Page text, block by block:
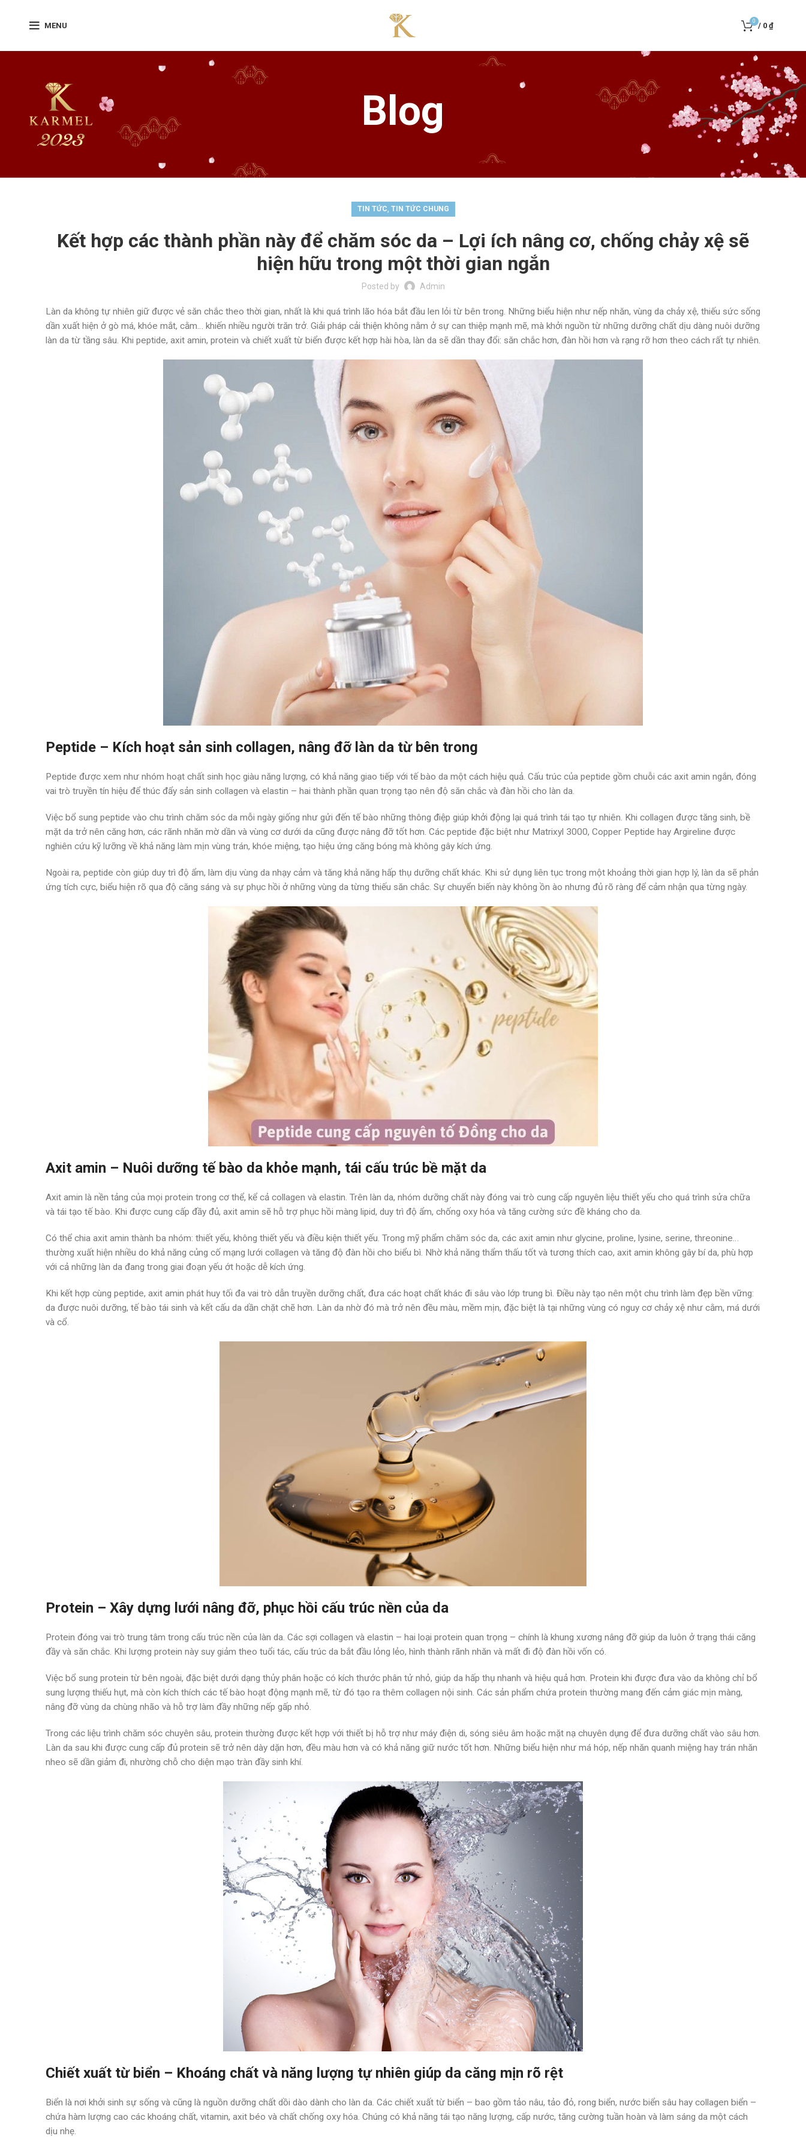
MENU
0
/ 0₫
Blog
TIN TỨC, TIN TỨC CHUNG
Kết hợp các thành phần này để chăm sóc da – Lợi ích nâng cơ, chống chảy xệ sẽ
hiện hữu trong một thời gian ngắn
Posted by Admin
Làn da không tự nhiên giữ được vẻ săn chắc theo thời gian, nhất là khi quá trình lão hóa bắt đầu len lỏi từ bên trong. Những biểu hiện như nếp nhăn, vùng da chảy xệ, thiếu sức sống
dần xuất hiện ở gò má, khóe mắt, cằm… khiến nhiều người trăn trở. Giải pháp cải thiện không nằm ở sự can thiệp mạnh mẽ, mà khởi nguồn từ những dưỡng chất dịu dàng nuôi dưỡng
làn da từ tầng sâu. Khi peptide, axit amin, protein và chiết xuất từ biển được kết hợp hài hòa, làn da sẽ dần thay đổi: săn chắc hơn, đàn hồi hơn và rạng rỡ hơn theo cách rất tự nhiên.
Peptide – Kích hoạt sản sinh collagen, nâng đỡ làn da từ bên trong
Peptide được xem như nhóm hoạt chất sinh học giàu năng lượng, có khả năng giao tiếp với tế bào da một cách hiệu quả. Cấu trúc của peptide gồm chuỗi các axit amin ngắn, đóng
vai trò truyền tín hiệu để thúc đẩy sản sinh collagen và elastin – hai thành phần quan trọng tạo nên độ săn chắc và đàn hồi cho làn da.
Việc bổ sung peptide vào chu trình chăm sóc da mỗi ngày giống như gửi đến tế bào những thông điệp giúp khởi động lại quá trình tái tạo tự nhiên. Khi collagen được tăng sinh, bề
mặt da trở nên căng hơn, các rãnh nhăn mờ dần và vùng cơ dưới da cũng được nâng đỡ tốt hơn. Các peptide đặc biệt như Matrixyl 3000, Copper Peptide hay Argireline được
nghiên cứu kỹ lưỡng về khả năng làm mịn vùng trán, khóe miệng, tạo hiệu ứng căng bóng mà không gây kích ứng.
Ngoài ra, peptide còn giúp duy trì độ ẩm, làm dịu vùng da nhạy cảm và tăng khả năng hấp thụ dưỡng chất khác. Khi sử dụng liên tục trong một khoảng thời gian hợp lý, làn da sẽ phản
ứng tích cực, biểu hiện rõ qua độ căng sáng và sự phục hồi ở những vùng da từng thiếu săn chắc. Sự chuyển biến này không ồn ào nhưng đủ rõ ràng để cảm nhận qua từng ngày.
Axit amin – Nuôi dưỡng tế bào da khỏe mạnh, tái cấu trúc bề mặt da
Axit amin là nền tảng của mọi protein trong cơ thể, kể cả collagen và elastin. Trên làn da, nhóm dưỡng chất này đóng vai trò cung cấp nguyên liệu thiết yếu cho quá trình sửa chữa
và tái tạo tế bào. Khi được cung cấp đầy đủ, axit amin sẽ hỗ trợ phục hồi màng lipid, duy trì độ ẩm, chống oxy hóa và tăng cường sức đề kháng cho da.
Có thể chia axit amin thành ba nhóm: thiết yếu, không thiết yếu và điều kiện thiết yếu. Trong mỹ phẩm chăm sóc da, các axit amin như glycine, proline, lysine, serine, threonine…
thường xuất hiện nhiều do khả năng củng cố mạng lưới collagen và tăng độ đàn hồi cho biểu bì. Nhờ khả năng thẩm thấu tốt và tương thích cao, axit amin không gây bí da, phù hợp
với cả những làn da đang trong giai đoạn yếu ớt hoặc dễ kích ứng.
Khi kết hợp cùng peptide, axit amin phát huy tối đa vai trò dẫn truyền dưỡng chất, đưa các hoạt chất khác đi sâu vào lớp trung bì. Điều này tạo nên một chu trình làm đẹp bền vững:
da được nuôi dưỡng, tế bào tái sinh và kết cấu da dần chặt chẽ hơn. Làn da nhờ đó mà trở nên đều màu, mềm mịn, đặc biệt là tại những vùng có nguy cơ chảy xệ như cằm, má dưới
và cổ.
Protein – Xây dựng lưới nâng đỡ, phục hồi cấu trúc nền của da
Protein đóng vai trò trung tâm trong cấu trúc nền của làn da. Các sợi collagen và elastin – hai loại protein quan trọng – chính là khung xương nâng đỡ giúp da luôn ở trạng thái căng
đầy và săn chắc. Khi lượng protein này suy giảm theo tuổi tác, cấu trúc da bắt đầu lỏng lẻo, hình thành rãnh nhăn và mất đi độ đàn hồi vốn có.
Việc bổ sung protein từ bên ngoài, đặc biệt dưới dạng thủy phân hoặc có kích thước phân tử nhỏ, giúp da hấp thụ nhanh và hiệu quả hơn. Protein khi được đưa vào da không chỉ bổ
sung lượng thiếu hụt, mà còn kích thích các tế bào hoạt động mạnh mẽ, từ đó tạo ra thêm collagen nội sinh. Các sản phẩm chứa protein thường mang đến cảm giác mịn màng,
nâng đỡ vùng da chùng nhão và hỗ trợ làm đầy những nếp gấp nhỏ.
Trong các liệu trình chăm sóc chuyên sâu, protein thường được kết hợp với thiết bị hỗ trợ như máy điện di, sóng siêu âm hoặc mặt nạ chuyên dụng để đưa dưỡng chất vào sâu hơn.
Làn da sau khi được cung cấp đủ protein sẽ trở nên dày dặn hơn, đều màu hơn và có khả năng giữ nước tốt hơn. Những biểu hiện như má hóp, nếp nhăn quanh miệng hay trán nhăn
nheo sẽ dần giảm đi, nhường chỗ cho diện mạo tràn đầy sinh khí.
Chiết xuất từ biển – Khoáng chất và năng lượng tự nhiên giúp da căng mịn rõ rệt
Biển là nơi khởi sinh sự sống và cũng là nguồn dưỡng chất dồi dào dành cho làn da. Các chiết xuất từ biển – bao gồm tảo nâu, tảo đỏ, rong biển, nước biển sâu hay collagen biển –
chứa hàm lượng cao các khoáng chất, vitamin, axit béo và chất chống oxy hóa. Chúng có khả năng tái tạo năng lượng, cấp nước, tăng cường tuần hoàn và làm sáng da một cách
dịu nhẹ.